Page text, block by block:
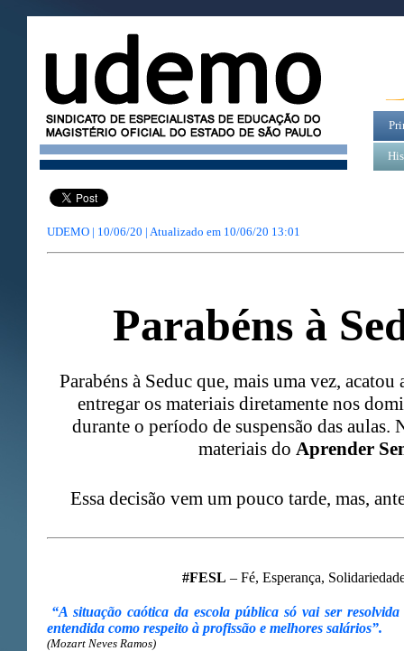
UDEMO | 10/06/20 | Atualizado em 10/06/20 13:01
Parabéns à
Parabéns à Seduc que, mais uma vez, acatou
entregar os materiais diretamente nos
durante o período de suspensão das aulas.
materiais do Aprender
Essa decisão vem um pouco tarde, mas,
#FESL – Fé, Esperança,
“A situação caótica da escola pública só vai ser
entendida como respeito à profissão e melhores salários”.
(Mozart Neves Ramos)